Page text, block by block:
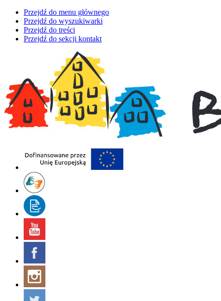
Przejdź do menu głównego
Przejdź do wyszukiwarki
Przejdź do treści
Przejdź do sekcji kontakt